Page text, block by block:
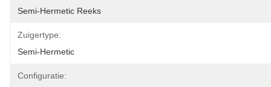
Semi-Hermetic Reeks
Zuigertype:
Semi-Hermetic
Configuratie: